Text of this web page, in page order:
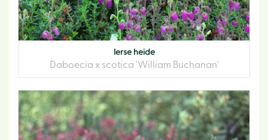
Ierse heide
Daboecia x scotica 'William Buchanan'